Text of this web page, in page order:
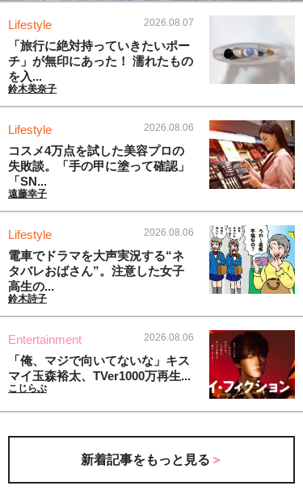
Lifestyle 2026.08.07
「旅行に絶対持っていきたいポー
チ」が無印にあった！ 濡れたもの
を入...
鈴木美奈子
Lifestyle 2026.08.06
コスメ4万点を試した美容プロの
失敗談。「手の甲に塗って確認」
「SN...
遠藤幸子
Lifestyle 2026.08.06
電車でドラマを大声実況する“ネ
タバレおばさん”。注意した女子
高生の...
鈴木詩子
Entertainment 2026.08.06
「俺、マジで向いてないな」キス
マイ玉森裕太、TVer1000万再生...
こじらぶ
新着記事をもっと見る